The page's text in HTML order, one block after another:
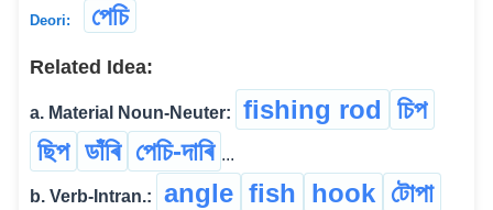
Deori: পেচি
Related Idea:
a. Material Noun-Neuter: fishing rod চিপ
ছিপ ডাঁৰি পেচি-দাৰি ...
b. Verb-Intran.: angle fish hook টোপা